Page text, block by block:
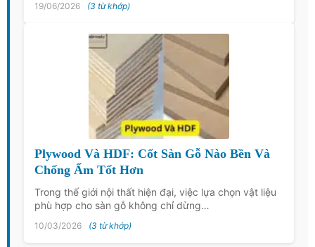
19/06/2026 (3 từ khớp)
Plywood Và HDF: Cốt Sàn Gỗ Nào Bền Và
Chống Ẩm Tốt Hơn
Trong thế giới nội thất hiện đại, việc lựa chọn vật liệu
phù hợp cho sàn gỗ không chỉ dừng…
10/03/2026 (3 từ khớp)